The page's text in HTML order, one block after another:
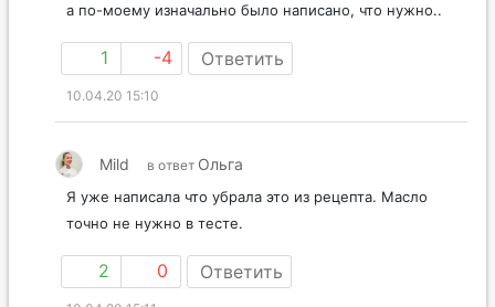
а по-моему изначально было написано, что нужно..
1 -4 Ответить
10.04.20 15:10
Mild в ответ Ольга
Я уже написала что убрала это из рецепта. Масло
точно не нужно в тесте.
2 0 Ответить